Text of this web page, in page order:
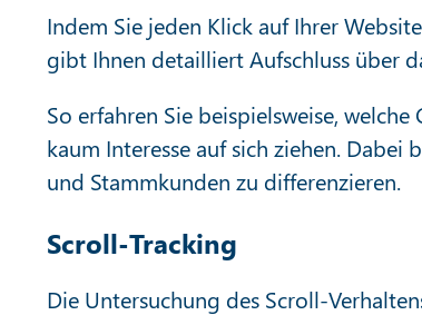
Indem Sie jeden Klick auf Ihrer
gibt Ihnen detailliert Aufschluss über
So erfahren Sie beispielsweise,
kaum Interesse auf sich ziehen.
und Stammkunden zu differenzieren.
Scroll-Tracking
Die Untersuchung des Scroll-